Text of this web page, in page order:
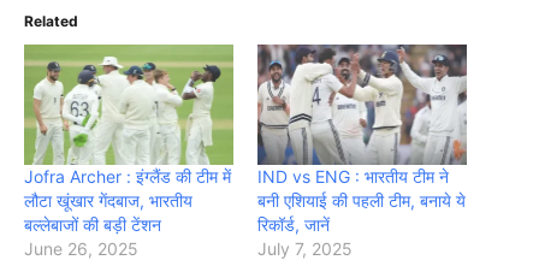
Related
Jofra Archer : इंग्लैंड की टीम में
लौटा खूंखार गेंदबाज, भारतीय
बल्लेबाजों की बड़ी टेंशन
June 26, 2025
IND vs ENG : भारतीय टीम ने
बनी एशियाई की पहली टीम, बनाये ये
रिकॉर्ड, जानें
July 7, 2025